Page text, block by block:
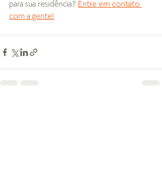
para sua residência? Entre em contato
com a gente!